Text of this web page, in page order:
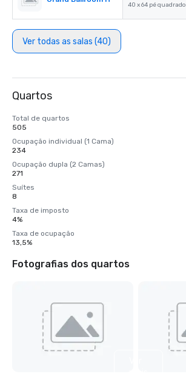
40 x 64 pé quadrado
Ver todas as salas (40)
Quartos
Total de quartos
505
Ocupação individual (1 Cama)
234
Ocupação dupla (2 Camas)
271
Suítes
8
Taxa de imposto
4%
Taxa de ocupação
13,5%
Fotografias dos quartos